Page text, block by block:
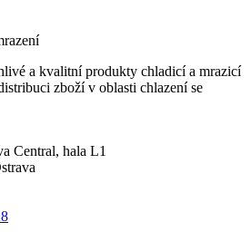
a kvalitní produkty chladicí a mrazicí
zboží v oblasti chlazení se
Central, hala L1